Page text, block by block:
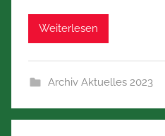
Weiterlesen
Archiv Aktuelles 2023